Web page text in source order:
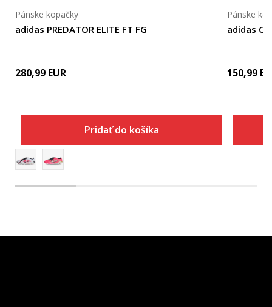
adidas PREDATOR ELITE FT FG
Pánske kopačky
280,99 EUR
Pridať do košíka
adidas
Pánske
150,99